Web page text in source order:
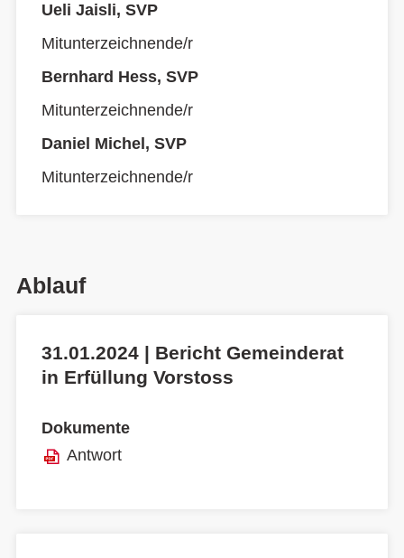
Ueli Jaisli, SVP
Mitunterzeichnende/r
Bernhard Hess, SVP
Mitunterzeichnende/r
Daniel Michel, SVP
Mitunterzeichnende/r
Ablauf
31.01.2024 | Bericht Gemeinderat
in Erfüllung Vorstoss
Dokumente
Antwort